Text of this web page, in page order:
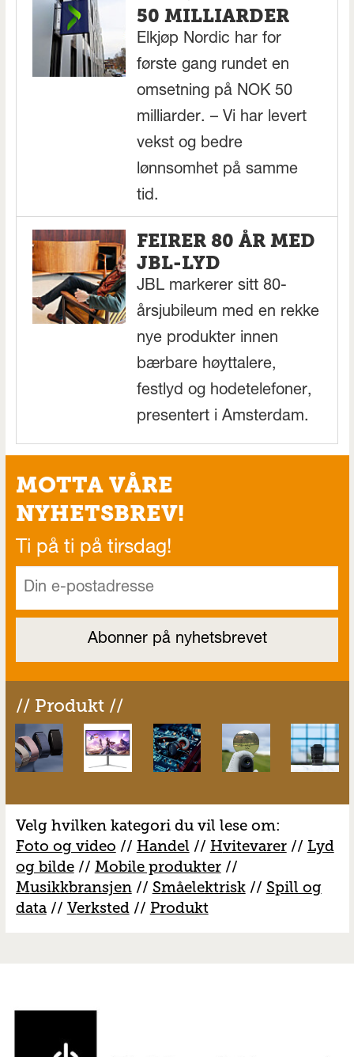
50 MILLIARDER
Elkjøp Nordic har for
første gang rundet en
omsetning på NOK 50
milliarder. – Vi har levert
vekst og bedre
lønnsomhet på samme
tid.
FEIRER 80 ÅR MED
JBL-LYD
JBL markerer sitt 80-
årsjubileum med en rekke
nye produkter innen
bærbare høyttalere,
festlyd og hodetelefoner,
presentert i Amsterdam.
MOTTA VÅRE
NYHETSBREV!
Ti på ti på tirsdag!
// Produkt //
Velg hvilken kategori du vil lese om:
Foto og video // Handel // Hvitevarer// Lyd
og bilde// Mobile produkter//
Musikkbransjen// Småelektrisk// Spill og
data// Verksted// Produkt